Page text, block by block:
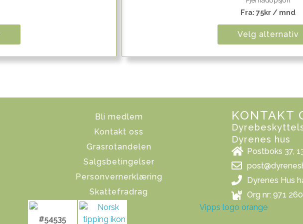
Fra:75kr / mnd
Velg alternativ
Bli medlem
Kontakt oss
Grasrotandelen
Salgsbetingelser
Personvernerklæring
Skattefradrag
#54535
KONTAKT
Dyrenes hus
Postboks 37,
Dyrenes Hus
Org nr: 971